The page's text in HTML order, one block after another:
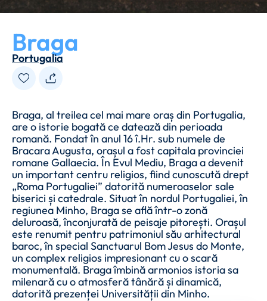
Braga
Portugalia
Braga, al treilea cel mai mare oraș din Portugalia,
are o istorie bogată ce datează din perioada
romană. Fondat în anul 16 î.Hr. sub numele de
Bracara Augusta, orașul a fost capitala provinciei
romane Gallaecia. În Evul Mediu, Braga a devenit
un important centru religios, fiind cunoscută drept
„Roma Portugaliei” datorită numeroaselor sale
biserici și catedrale. Situat în nordul Portugaliei, în
regiunea Minho, Braga se află într-o zonă
deluroasă, înconjurată de peisaje pitorești. Orașul
este renumit pentru patrimoniul său arhitectural
baroc, în special Sanctuarul Bom Jesus do Monte,
un complex religios impresionant cu o scară
monumentală. Braga îmbină armonios istoria sa
milenară cu o atmosferă tânără și dinamică,
datorită prezenței Universității din Minho.